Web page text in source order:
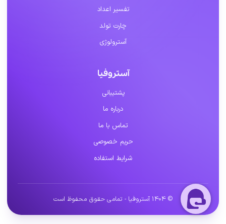
تفسیر اعداد
چارت تولد
آسترولوژی
آستروفیا
پشتیبانی
درباره ما
تماس با ما
حریم خصوصی
شرایط استفاده
© 1404 آستروفیا - تمامی حقوق محفوظ است